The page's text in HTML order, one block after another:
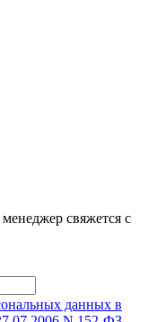
свяжется с
данных в